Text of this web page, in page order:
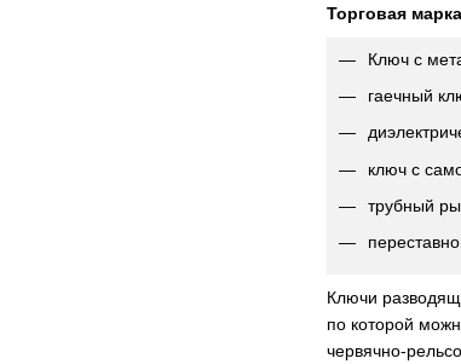
Торговая
Ключ с
гаечный
ключ с
трубный
Ключи
по которой
червячно-